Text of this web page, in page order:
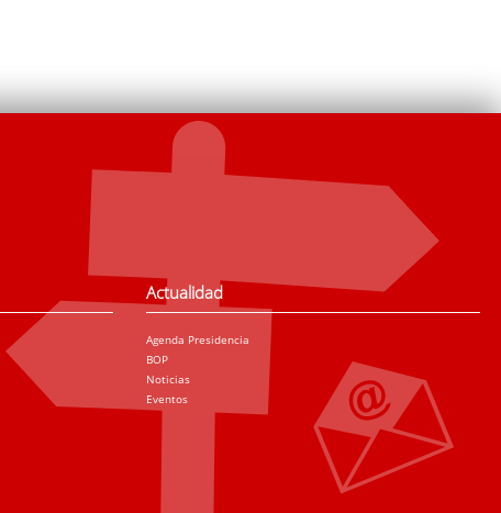
Actualidad
Agenda Presidencia
BOP
Noticias
Eventos